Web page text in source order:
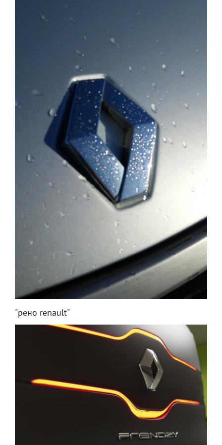
"рено renault"